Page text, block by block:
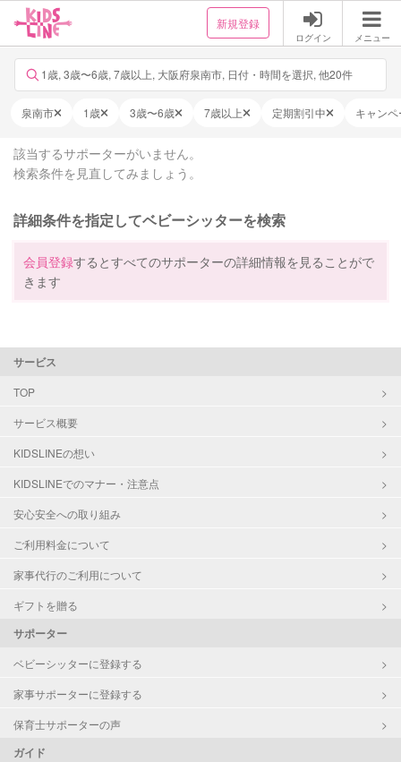
新規登録
ログイン メニュー
1歳, 3歳〜6歳, 7歳以上, 大阪府泉南市, 日付・時間を選択, 他20件
泉南市 1歳 3歳〜6歳 7歳以上 定期割引中 キャン
該当するサポーターがいません。
検索条件を見直してみましょう。
詳細条件を指定してベビーシッターを検索
会員登録するとすべてのサポーターの詳細情報を見ることがで
きます
サービス
TOP
サービス概要
KIDSLINEの想い
KIDSLINEでのマナー・注意点
安心安全への取り組み
ご利用料金について
家事代行のご利用について
ギフトを贈る
サポーター
ベビーシッターに登録する
家事サポーターに登録する
保育士サポーターの声
ガイド